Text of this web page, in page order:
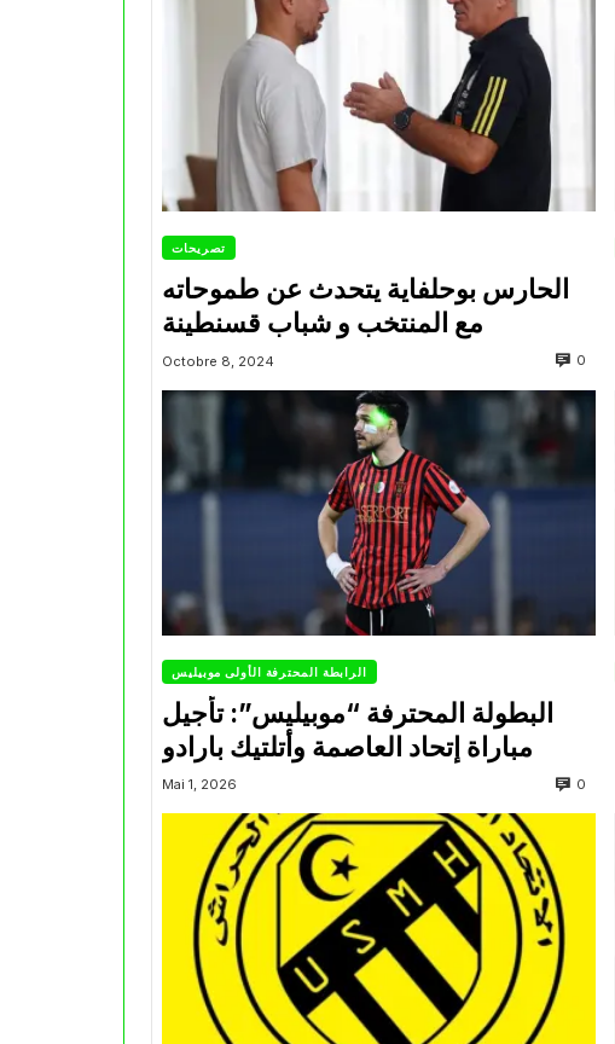
تصريحات
الحارس بوحلفاية يتحدث عن طموحاته
مع المنتخب و شباب قسنطينة
Octobre 8, 2024 0
الرابطة المحترفة الأولى موبيليس
البطولة المحترفة “موبيليس”: تأجيل
مباراة إتحاد العاصمة وأتلتيك بارادو
Mai 1, 2026 0